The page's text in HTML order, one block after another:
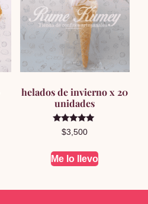
helados de invierno x 20
unidades
Valorado en
5.00
$3,500
Me lo llevo